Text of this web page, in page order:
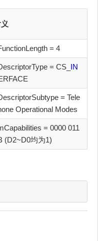
= 4
= CS_ IN
= Tele
Operational Modes
= 0000 011
(D2~D0均为1)